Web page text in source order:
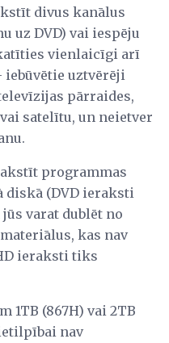
divus kanālus
uz DVD) vai iespēju
vienlaicīgi arī
uztvērēji
pārraides,
satelītu, un neietver
programmas
diskā (DVD ieraksti
varat dublēt no
kas nav
ieraksti tiks
1TB (867H) vai 2TB
nav